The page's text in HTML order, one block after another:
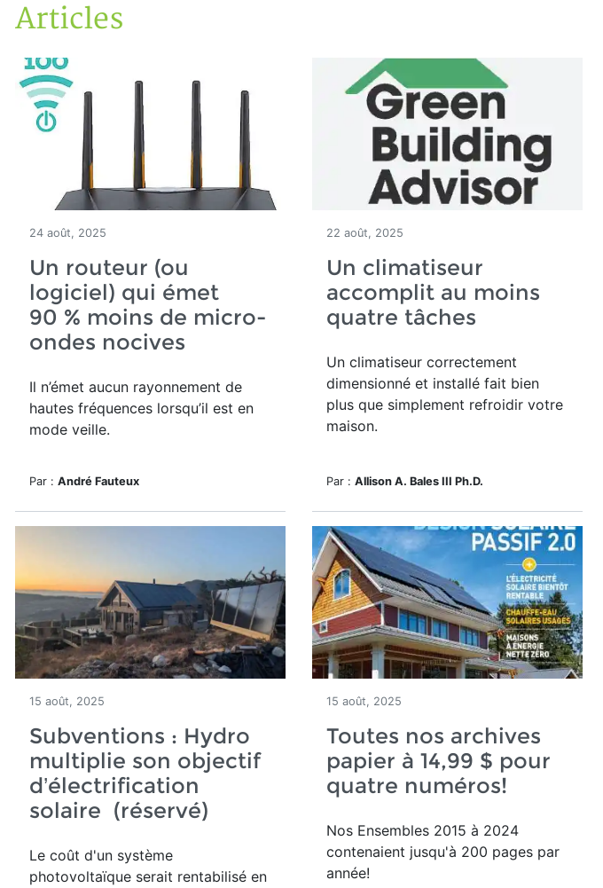
Accueil
Articles
Articles
24 août, 2025
Un routeur (ou
logiciel) qui émet
90 % moins de micro-
ondes nocives
Il n’émet aucun rayonnement de
hautes fréquences lorsqu’il est en
mode veille.
Par : André Fauteux
22 août, 2025
Un climatiseur
accomplit au moins
quatre tâches
Un climatiseur correctement
dimensionné et installé fait bien
plus que simplement refroidir votre
maison.
Par : Allison A. Bales III Ph.D.
15 août, 2025
Subventions : Hydro
multiplie son objectif
d’électrification
solaire (réservé)
Le coût d'un système
photovoltaïque serait rentabilisé en
15 août, 2025
Toutes nos archives
papier à 14,99 $ pour
quatre numéros!
Nos Ensembles 2015 à 2024
contenaient jusqu'à 200 pages par
année!